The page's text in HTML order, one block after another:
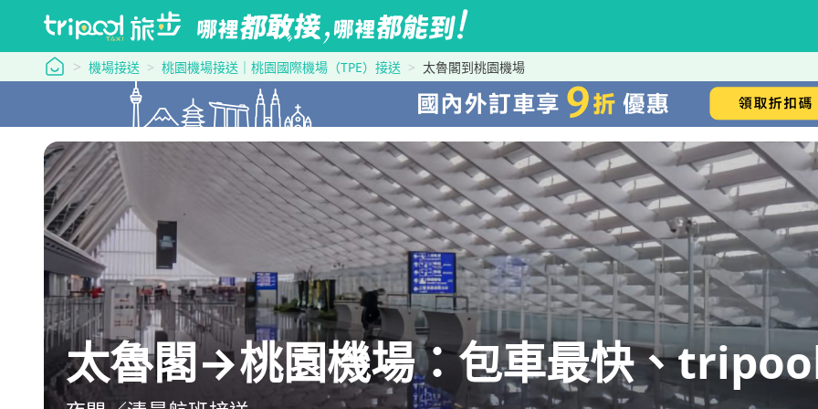
tripool 旅步
機場接送 桃園機場接送｜桃園國際機場（TPE）接送 太魯閣到桃園機場
太魯閣→桃園機場：包車最快、